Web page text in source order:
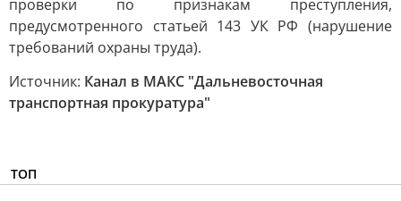
проверки по признакам преступления,
предусмотренного статьей 143 УК РФ (нарушение
требований охраны труда).
Источник: Канал в МАКС "Дальневосточная
транспортная прокуратура"
ТОП